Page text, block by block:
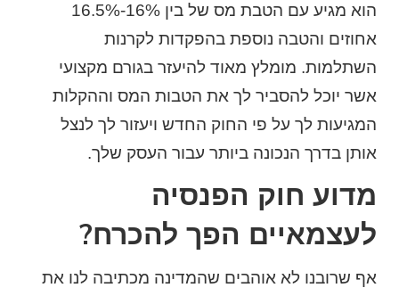
הוא מגיע עם הטבת מס של בין 16%-16.5%
אחוזים והטבה נוספת בהפקדות לקרנות
השתלמות. מומלץ מאוד להיעזר בגורם מקצועי
אשר יוכל להסביר לך את הטבות המס וההקלות
המגיעות לך על פי החוק החדש ויעזור לך לנצל
אותן בדרך הנכונה ביותר עבור העסק שלך.
מדוע חוק הפנסיה
לעצמאיים הפך להכרח?
אף שרובנו לא אוהבים שהמדינה מכתיבה לנו את